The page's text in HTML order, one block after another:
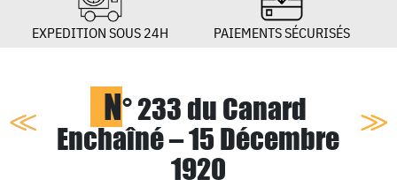
EXPEDITION SOUS 24H PAIEMENTS SÉCURISÉS
N° 233 du Canard
Enchaîné – 15 Décembre
1920